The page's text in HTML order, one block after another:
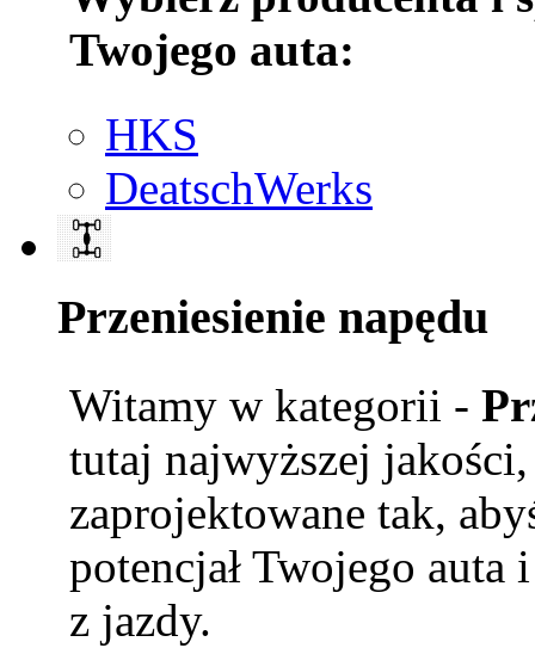
Twojego auta:
HKS
DeatschWerks
Przeniesienie napędu
Witamy w kategorii -
tutaj najwyższej
zaprojektowane tak,
potencjał Twojego auta
z jazdy.